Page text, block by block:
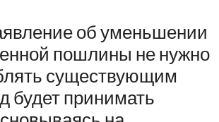
об уменьшении
пошлины не нужно
существующим
будет принимать